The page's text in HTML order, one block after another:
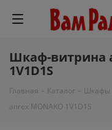
Шкаф-витрина
1V1D1S
Главная - Каталог - Шкафы
anrex MONAKO 1V1D1S